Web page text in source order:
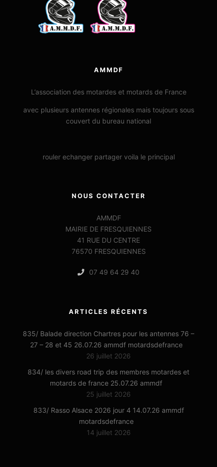
AMMDF
L’association des motardes et motards de France
avec plusieurs antennes régionales mais toujours sous
couvert du bureau national
rouler echanger partager voila le principal
NOUS CONTACTER
AMMDF
MAIRIE DE FRESQUIENNES
41 RUE DU CENTRE
76570 FRESQUIENNES
07 49 64 29 40
ARTICLES RÉCENTS
835/ Balade direction Chartres pour les antennes 76 –
27 – 28 et 45 26.07.26 ammdf motardsdefrance
26 juillet 2026
834/ les divers road trip des membres motardes et
motards de france 25.07.26 ammdf
25 juillet 2026
833/ Rasso Alsace 2026 jour 4 14.07.26 ammdf
motardsdefrance
14 juillet 2026